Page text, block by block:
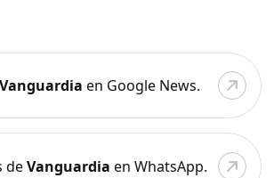
Vanguardia en Google News.
deVanguardia en WhatsApp.